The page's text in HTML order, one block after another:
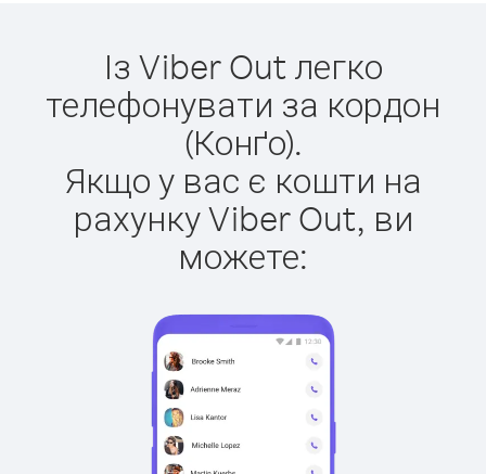
Із Viber Out легко
телефонувати за кордон
(Конґо).
Якщо у вас є кошти на
рахунку Viber Out, ви
можете: